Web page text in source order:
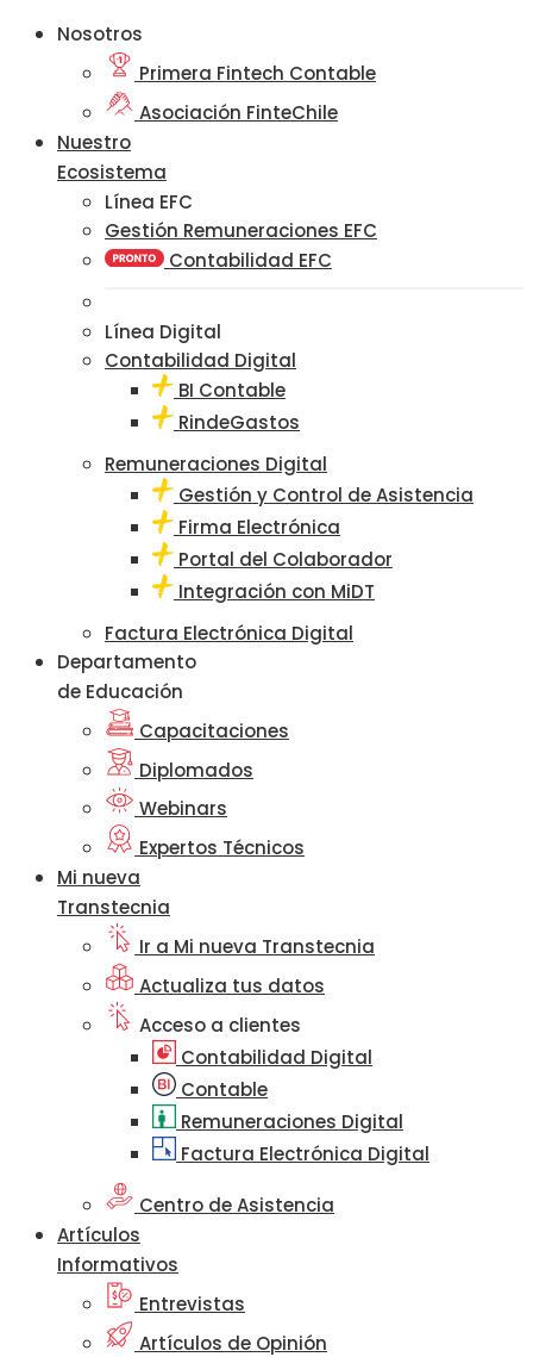
Nosotros
Primera Fintech Contable
Asociación FinteChile
Nuestro
Ecosistema
Línea EFC
Gestión Remuneraciones EFC
Contabilidad EFC
Línea Digital
Contabilidad Digital
BI Contable
RindeGastos
Remuneraciones Digital
Gestión y Control de Asistencia
Firma Electrónica
Portal del Colaborador
Integración con MiDT
Factura Electrónica Digital
Departamento
de Educación
Capacitaciones
Diplomados
Webinars
Expertos Técnicos
Mi nueva
Transtecnia
Ir a Mi nueva Transtecnia
Actualiza tus datos
Acceso a clientes
Contabilidad Digital
Contable
Remuneraciones Digital
Factura Electrónica Digital
Centro de Asistencia
Artículos
Informativos
Entrevistas
Artículos de Opinión